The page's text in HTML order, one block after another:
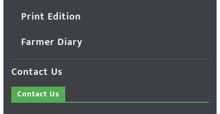
Print Edition
Farmer Diary
Contact Us
Contact Us